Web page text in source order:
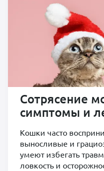
Сотрясение
симптомы и
Кошки часто
выносливые и
умеют избегать
ловкость и